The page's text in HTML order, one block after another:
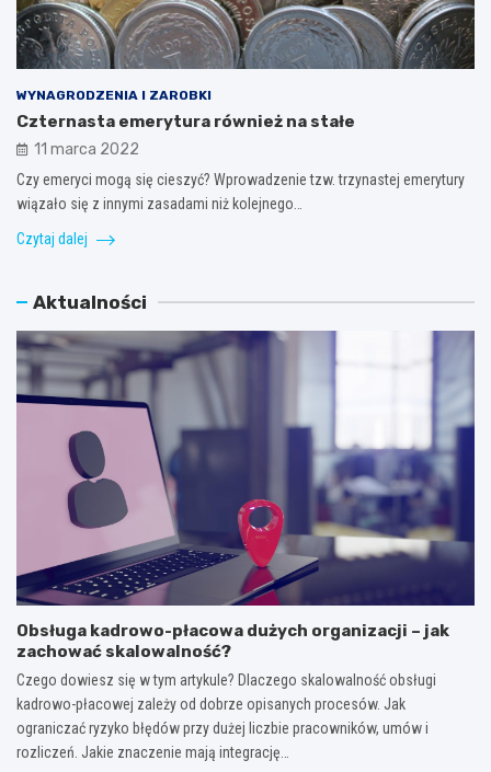
WYNAGRODZENIA I ZAROBKI
Czternasta emerytura również na stałe
11 marca 2022
Czy emeryci mogą się cieszyć? Wprowadzenie tzw. trzynastej emerytury
wiązało się z innymi zasadami niż kolejnego…
Czytaj dalej
Aktualności
Obsługa kadrowo-płacowa dużych organizacji – jak
zachować skalowalność?
Czego dowiesz się w tym artykule? Dlaczego skalowalność obsługi
kadrowo-płacowej zależy od dobrze opisanych procesów. Jak
ograniczać ryzyko błędów przy dużej liczbie pracowników, umów i
rozliczeń. Jakie znaczenie mają integrację…